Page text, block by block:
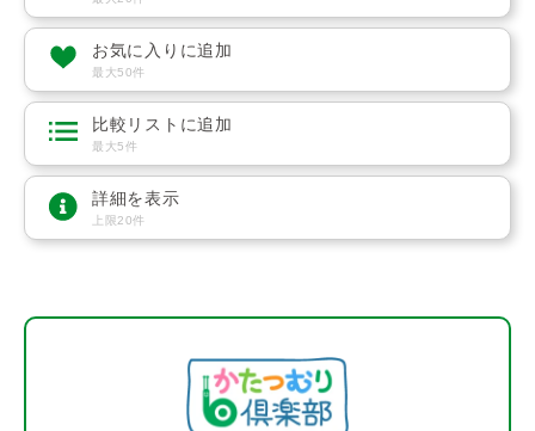
お気に入りに追加
最大50件
比較リストに追加
最大5件
詳細を表示
上限20件